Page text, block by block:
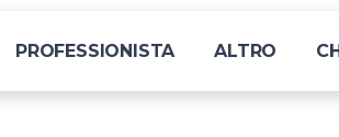
PROFESSIONISTA ALTRO